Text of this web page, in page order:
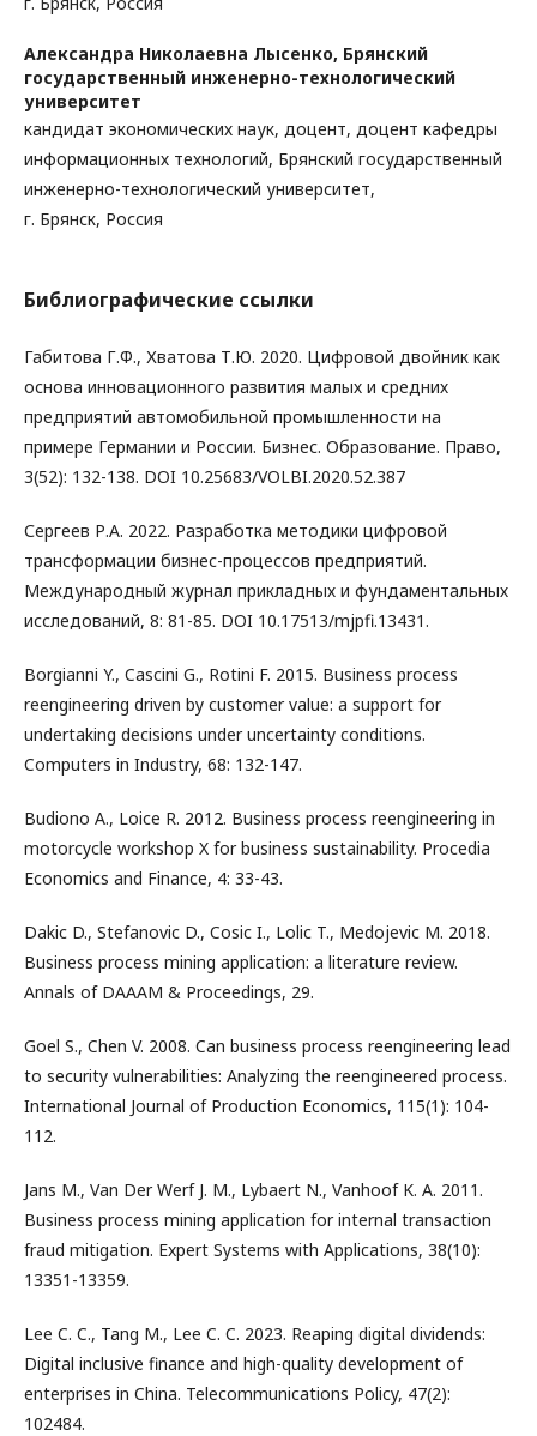
Александра Николаевна Лысенко, Брянский
государственный инженерно-технологический
университет
кандидат экономических наук, доцент, доцент кафедры
информационных технологий, Брянский государственный
инженерно-технологический университет,
г. Брянск, Россия
Библиографические ссылки
Габитова Г.Ф., Хватова Т.Ю. 2020. Цифровой двойник как
основа инновационного развития малых и средних
предприятий автомобильной промышленности на
примере Германии и России. Бизнес. Образование. Право,
3(52): 132-138. DOI 10.25683/VOLBI.2020.52.387
Сергеев Р.А. 2022. Разработка методики цифровой
трансформации бизнес-процессов предприятий.
Международный журнал прикладных и фундаментальных
исследований, 8: 81-85. DOI 10.17513/mjpfi.13431.
Borgianni Y., Cascini G., Rotini F. 2015. Business process
reengineering driven by customer value: a support for
undertaking decisions under uncertainty conditions.
Computers in Industry, 68: 132-147.
Budiono A., Loice R. 2012. Business process reengineering in
motorcycle workshop X for business sustainability. Procedia
Economics and Finance, 4: 33-43.
Dakic D., Stefanovic D., Cosic I., Lolic T., Medojevic M. 2018.
Business process mining application: a literature review.
Annals of DAAAM & Proceedings, 29.
Goel S., Chen V. 2008. Can business process reengineering lead
to security vulnerabilities: Analyzing the reengineered process.
International Journal of Production Economics, 115(1): 104-
112.
Jans M., Van Der Werf J. M., Lybaert N., Vanhoof K. A. 2011.
Business process mining application for internal transaction
fraud mitigation. Expert Systems with Applications, 38(10):
13351-13359.
Lee C. C., Tang M., Lee C. C. 2023. Reaping digital dividends:
Digital inclusive finance and high-quality development of
enterprises in China. Telecommunications Policy, 47(2):
102484.